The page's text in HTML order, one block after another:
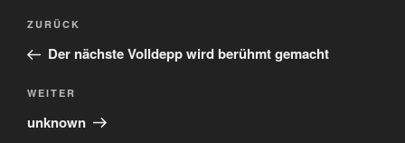
Beitragsnavigation
Vorheriger
Beitrag
ZURÜCK
Der nächste Volldepp wird berühmt gemacht
Nächster
Beitrag
WEITER
unknown